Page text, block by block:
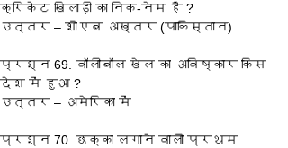
क्रिकेट खिलाड़ी का निक-नेम है ?
उत्तर – शोएब अख्तर (पाकिस्तान)
प्रश्‍न 69. वॉलीबॉल खेल का अविष्कार किस
देश में हुआ ?
उत्तर – अमेरिका में
प्रश्‍न 70. छक्का लगाने वाली प्रथम